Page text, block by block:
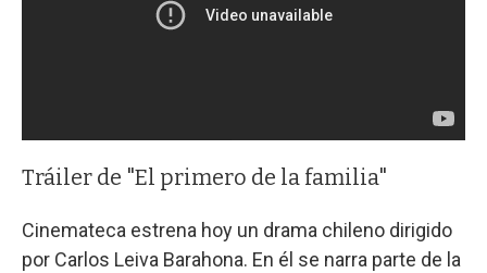
Tráiler de "El primero de la familia"
Cinemateca estrena hoy un drama chileno dirigido
por Carlos Leiva Barahona. En él se narra parte de la